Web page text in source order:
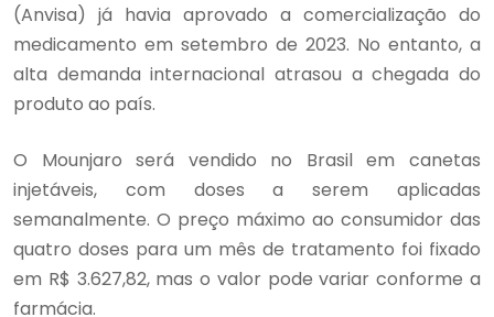
(Anvisa) já havia aprovado a comercialização do
medicamento em setembro de 2023. No entanto, a
alta demanda internacional atrasou a chegada do
produto ao país.
O Mounjaro será vendido no Brasil em canetas
injetáveis, com doses a serem aplicadas
semanalmente. O preço máximo ao consumidor das
quatro doses para um mês de tratamento foi fixado
em R$ 3.627,82, mas o valor pode variar conforme a
farmácia.